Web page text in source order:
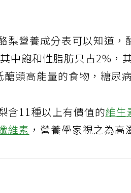
梨營養成分表可以知道，
中飽和性脂肪只占2%，
類高能量的食物，糖尿
含11種以上有價值的維生
維素 ，營養學家視之為高